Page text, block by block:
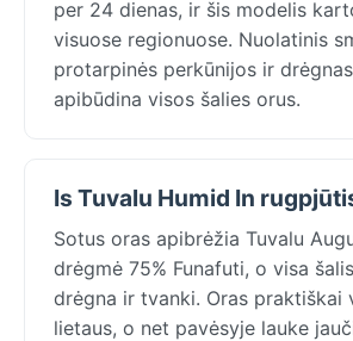
per 24 dienas, ir šis modelis
visuose regionuose. Nuolatinis
protarpinės perkūnijos ir
apibūdina visos šalies orus.
Is Tuvalu Humid In
Sotus oras apibrėžia Tuvalu
drėgmė 75% Funafuti, o visa
drėgna ir tvanki. Oras praktiškai
lietaus, o net pavėsyje lauke